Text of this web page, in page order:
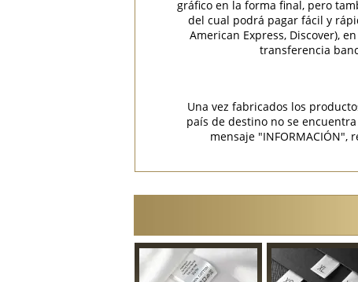
gráfico en la forma final, pero
del cual podrá pagar fácil y
American Express, Discover),
transferencia
Una vez fabricados los
país de destino no se encuentra
mensaje